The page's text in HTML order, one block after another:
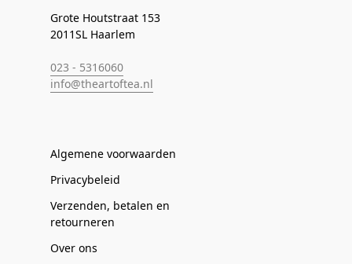
Grote Houtstraat 153
2011SL Haarlem
023 - 5316060
info@theartoftea.nl
Algemene voorwaarden
Privacybeleid
Verzenden, betalen en
retourneren
Over ons